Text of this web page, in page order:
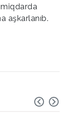
aşkarlanıb.